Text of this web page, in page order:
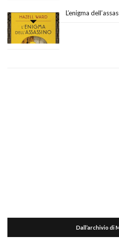
L’enigma
Dall’archivio di